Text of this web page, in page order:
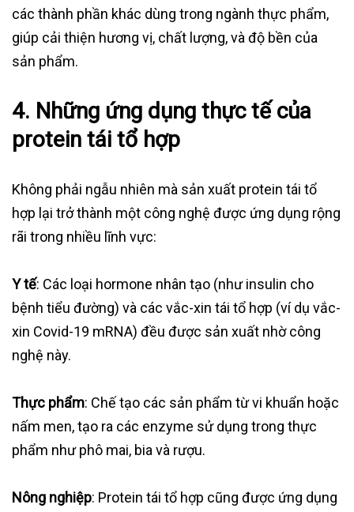
các thành phần khác dùng trong ngành thực phẩm,
giúp cải thiện hương vị, chất lượng, và độ bền của
sản phẩm.
4. Những ứng dụng thực tế của
protein tái tổ hợp
Không phải ngẫu nhiên mà sản xuất protein tái tổ
hợp lại trở thành một công nghệ được ứng dụng rộng
rãi trong nhiều lĩnh vực:
Y tế: Các loại hormone nhân tạo (như insulin cho
bệnh tiểu đường) và các vắc-xin tái tổ hợp (ví dụ vắc-
xin Covid-19 mRNA) đều được sản xuất nhờ công
nghệ này.
Thực phẩm: Chế tạo các sản phẩm từ vi khuẩn hoặc
nấm men, tạo ra các enzyme sử dụng trong thực
phẩm như phô mai, bia và rượu.
Nông nghiệp: Protein tái tổ hợp cũng được ứng dụng